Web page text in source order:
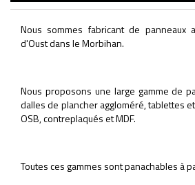
Nous sommes fabricant de panneaux
d'Oust dans le Morbihan.
Nous proposons une large gamme de
dalles de plancher aggloméré, tablettes
OSB, contreplaqués et MDF.
Toutes ces gammes sont panachables à